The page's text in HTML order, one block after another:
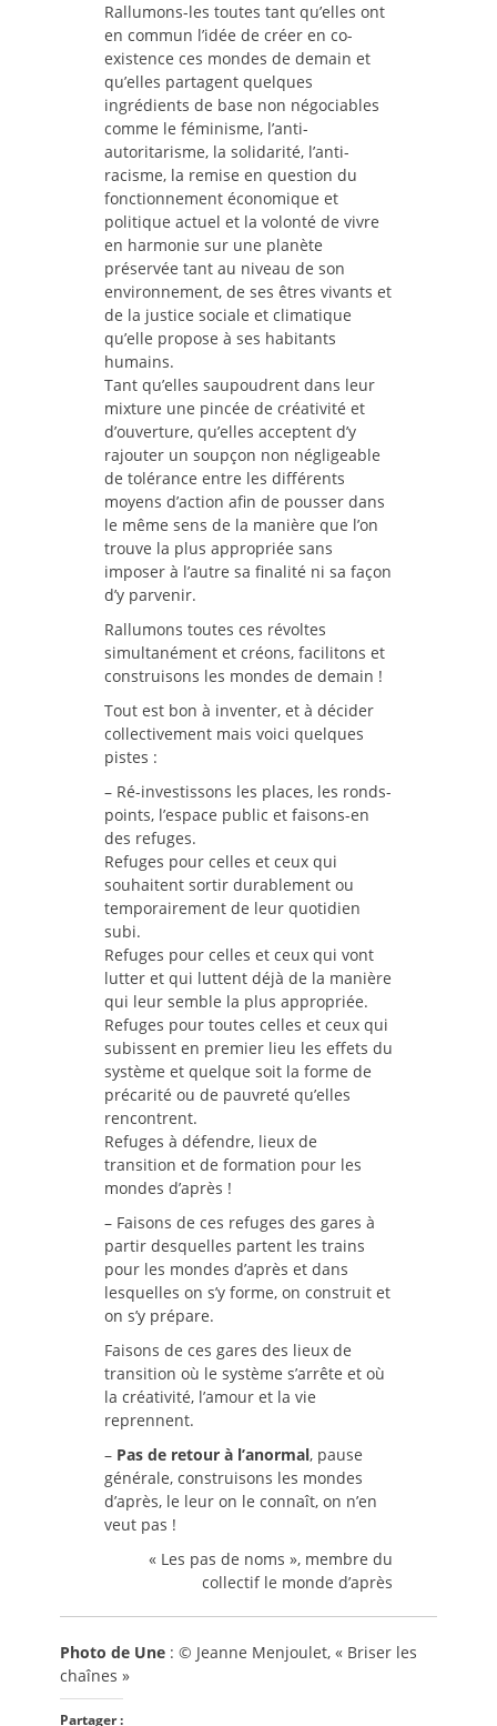
Rallumons-les toutes tant qu’elles ont
en commun l’idée de créer en co-
existence ces mondes de demain et
qu’elles partagent quelques
ingrédients de base non négociables
comme le féminisme, l’anti-
autoritarisme, la solidarité, l’anti-
racisme, la remise en question du
fonctionnement économique et
politique actuel et la volonté de vivre
en harmonie sur une planète
préservée tant au niveau de son
environnement, de ses êtres vivants et
de la justice sociale et climatique
qu’elle propose à ses habitants
humains.
Tant qu’elles saupoudrent dans leur
mixture une pincée de créativité et
d’ouverture, qu’elles acceptent d’y
rajouter un soupçon non négligeable
de tolérance entre les différents
moyens d’action afin de pousser dans
le même sens de la manière que l’on
trouve la plus appropriée sans
imposer à l’autre sa finalité ni sa façon
d’y parvenir.
Rallumons toutes ces révoltes
simultanément et créons, facilitons et
construisons les mondes de demain !
Tout est bon à inventer, et à décider
collectivement mais voici quelques
pistes :
– Ré-investissons les places, les ronds-
points, l’espace public et faisons-en
des refuges.
Refuges pour celles et ceux qui
souhaitent sortir durablement ou
temporairement de leur quotidien
subi.
Refuges pour celles et ceux qui vont
lutter et qui luttent déjà de la manière
qui leur semble la plus appropriée.
Refuges pour toutes celles et ceux qui
subissent en premier lieu les effets du
système et quelque soit la forme de
précarité ou de pauvreté qu’elles
rencontrent.
Refuges à défendre, lieux de
transition et de formation pour les
mondes d’après !
– Faisons de ces refuges des gares à
partir desquelles partent les trains
pour les mondes d’après et dans
lesquelles on s’y forme, on construit et
on s’y prépare.
Faisons de ces gares des lieux de
transition où le système s’arrête et où
la créativité, l’amour et la vie
reprennent.
– Pas de retour à l’anormal, pause
générale, construisons les mondes
d’après, le leur on le connaît, on n’en
veut pas !
« Les pas de noms », membre du
collectif le monde d’après
Photo de Une : © Jeanne Menjoulet, « Briser les
chaînes »
Partager :